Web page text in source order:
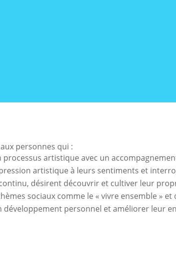
personnes qui :
processus artistique avec un
artistique à leurs sentiments et
désirent découvrir et cultiver leur
sociaux comme le « vivre ensemble »
développement personnel et améliorer leur